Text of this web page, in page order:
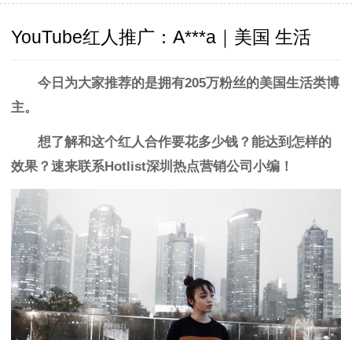
YouTube红人推广：A***a｜美国 生活
今日为大家推荐的是拥有205万粉丝的美国生活类博
主。
想了解和这个红人合作要花多少钱？能达到怎样的
效果？ 速来联系Hotlist深圳热点营销公司小编！